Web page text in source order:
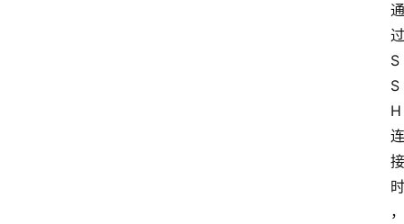
通
过
S
S
H
连
接
时
，